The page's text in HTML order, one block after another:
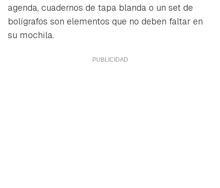
agenda, cuadernos de tapa blanda o un set de
bolígrafos son elementos que no deben faltar en
su mochila.